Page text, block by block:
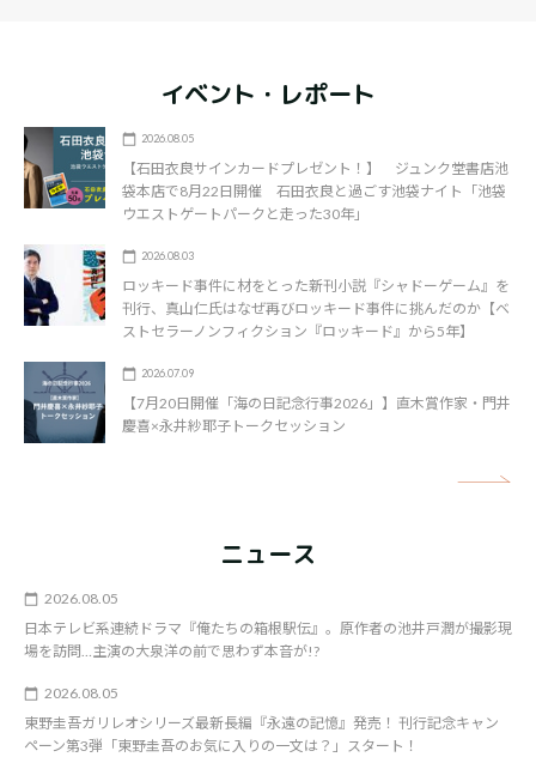
イベント・レポート
2026.08.05
【石田衣良サインカードプレゼント！】 ジュンク堂書店池
袋本店で8月22日開催 石田衣良と過ごす池袋ナイト「池袋
ウエストゲートパークと走った30年」
2026.08.03
ロッキード事件に材をとった新刊小説『シャドーゲーム』を
刊行、真山仁氏はなぜ再びロッキード事件に挑んだのか【ベ
ストセラーノンフィクション『ロッキード』から5年】
2026.07.09
【7月20日開催「海の日記念行事2026」】直木賞作家・門井
慶喜×永井紗耶子トークセッション
ニュース
2026.08.05
日本テレビ系連続ドラマ『俺たちの箱根駅伝』。原作者の池井戸潤が撮影現
場を訪問…主演の大泉洋の前で思わず本音が!?
2026.08.05
東野圭吾ガリレオシリーズ最新長編『永遠の記憶』発売！ 刊行記念キャン
ペーン第3弾「東野圭吾のお気に入りの一文は？」スタート！